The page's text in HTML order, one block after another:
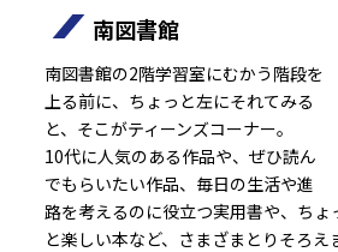
南図書館
南図書館の2階学習室にむかう階段を
上る前に、ちょっと左にそれてみる
と、そこがティーンズコーナー。
10代に人気のある作品や、ぜひ読ん
でもらいたい作品、毎日の生活や進
路を考えるのに役立つ実用書や、ちょ
と楽しい本など、さまざまとりそろえ